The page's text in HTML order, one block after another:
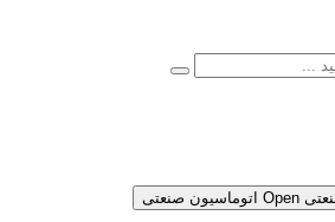
Open اتوماسیون صنعتی